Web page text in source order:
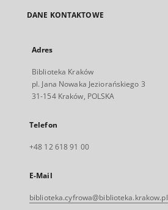
DANE KONTAKTOWE
Adres
Biblioteka Kraków
pl. Jana Nowaka Jeziorańskiego 3
31-154 Kraków, POLSKA
Telefon
+48 12 618 91 00
E-Mail
biblioteka.cyfrowa@biblioteka.krakow.pl